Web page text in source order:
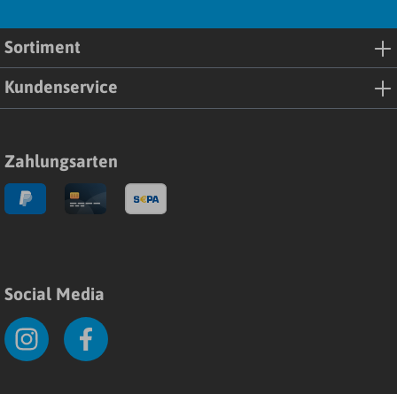
Sortiment
Kundenservice
Zahlungsarten
Social Media